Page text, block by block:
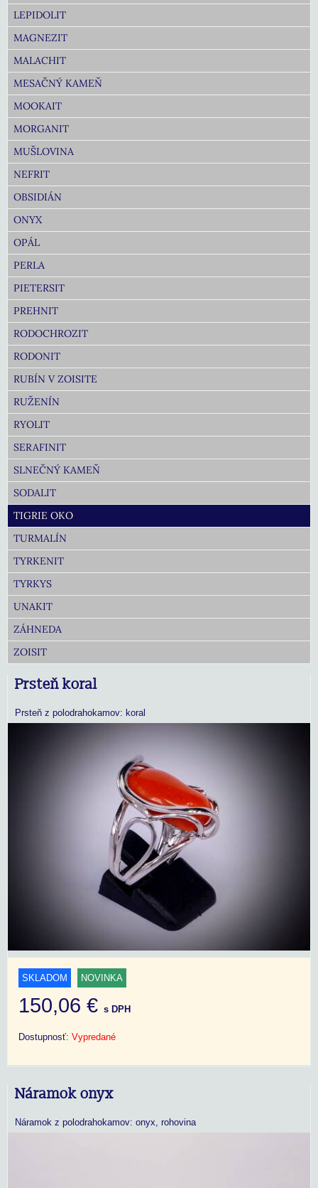
LEPIDOLIT
MAGNEZIT
MALACHIT
MESAČNÝ KAMEŇ
MOOKAIT
MORGANIT
MUŠLOVINA
NEFRIT
OBSIDIÁN
ONYX
OPÁL
PERLA
PIETERSIT
PREHNIT
RODOCHROZIT
RODONIT
RUBÍN V ZOISITE
RUŽENÍN
RYOLIT
SERAFINIT
SLNEČNÝ KAMEŇ
SODALIT
TIGRIE OKO
TURMALÍN
TYRKENIT
TYRKYS
UNAKIT
ZÁHNEDA
ZOISIT
Prsteň koral
Prsteň z polodrahokamov: koral
SKLADOM NOVINKA
150,06 € s DPH
Dostupnosť: Vypredané
Náramok onyx
Náramok z polodrahokamov: onyx, rohovina